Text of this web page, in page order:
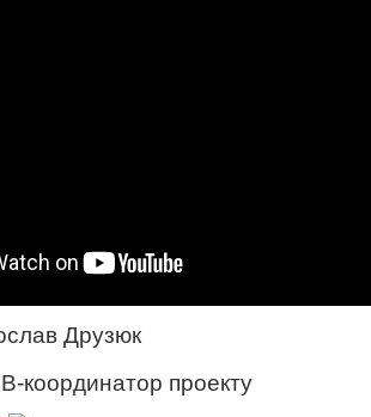
Друзюк
координатор проекту